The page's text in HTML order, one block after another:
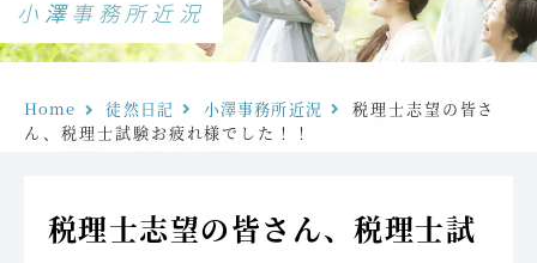
小澤事務所近況
Home 徒然日記 小澤事務所近況
税理士志望の皆さ
ん、税理士試験お疲れ様でした！！
税理士志望の皆さん、税理士試